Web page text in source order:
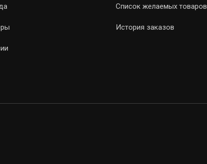
Список желаемых товаров
История заказов